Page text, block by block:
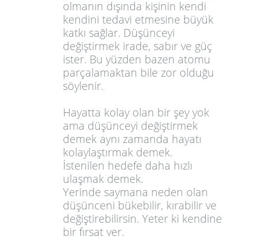
olmanın dışında kişinin kendi
kendini tedavi etmesine büyük
katkı sağlar. Düşünceyi
değiştirmek irade, sabır ve güç
ister. Bu yüzden bazen atomu
parçalamaktan bile zor olduğu
söylenir.
Hayatta kolay olan bir şey yok
ama düşünceyi değiştirmek
demek aynı zamanda hayatı
kolaylaştırmak demek.
İstenilen hedefe daha hızlı
ulaşmak demek.
Yerinde saymana neden olan
düşünceni bükebilir, kırabilir ve
değiştirebilirsin. Yeter ki kendine
bir fırsat ver.